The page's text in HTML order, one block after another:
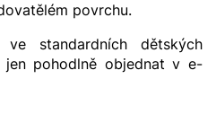
povrchu.
standardních dětských
jen pohodlně objednat v e-